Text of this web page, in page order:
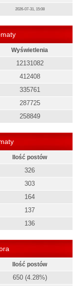
2026-07-31, 15:08
Wyświetlenia
12131082
412408
335761
287725
258849
Ilość postów
326
303
164
137
136
Ilość postów
650 (4.28%)